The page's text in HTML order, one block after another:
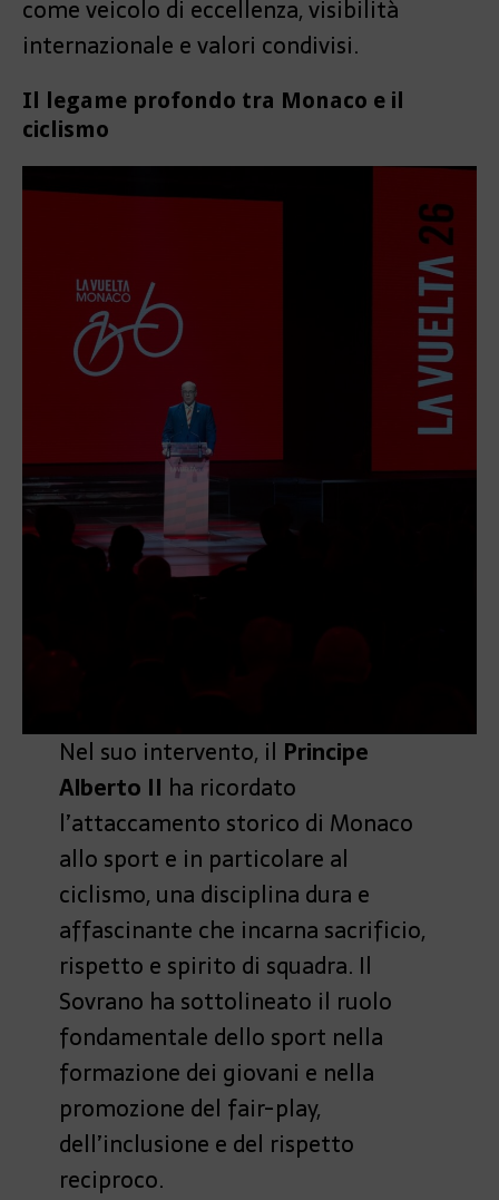
come veicolo di eccellenza, visibilità
internazionale e valori condivisi.
Il legame profondo tra Monaco e il
ciclismo
Nel suo intervento, il Principe
Alberto II ha ricordato
l’attaccamento storico di Monaco
allo sport e in particolare al
ciclismo, una disciplina dura e
affascinante che incarna sacrificio,
rispetto e spirito di squadra. Il
Sovrano ha sottolineato il ruolo
fondamentale dello sport nella
formazione dei giovani e nella
promozione del fair-play,
dell’inclusione e del rispetto
reciproco.